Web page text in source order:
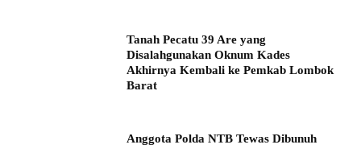
Tanah Pecatu 39 Are yang
Disalahgunakan Oknum Kades
Akhirnya Kembali ke Pemkab Lombok
Barat
Anggota Polda NTB Tewas Dibunuh